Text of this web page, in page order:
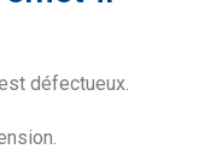
défectueux.